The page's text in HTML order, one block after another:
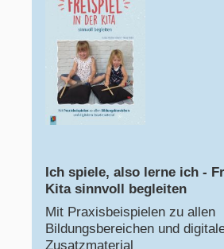
Ich spiele, also lerne ich -
Kita sinnvoll begleiten
Mit Praxisbeispielen zu allen
Bildungsbereichen und
Zusatzmaterial